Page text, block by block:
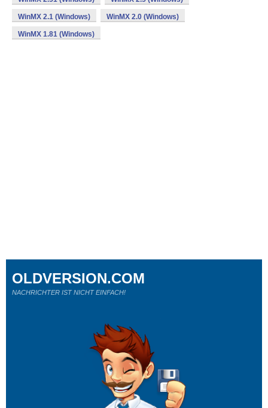
WinMX 2.1 (Windows) WinMX 2.0 (Windows)
WinMX 1.81 (Windows)
OLDVERSION.COM
NACHRICHTER IST NICHT EINFACH!